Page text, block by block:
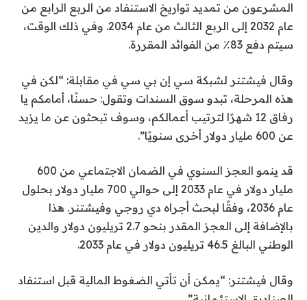
المشرعون من تمديد تواريخ الاستنفاد من الربع الرابع من
عام 2032 إلى الربع الثالث من عام 2034. وفي ذلك الوقت،
سيتم دفع 83٪ من الفوائد المقررة.
وقال فيشتنر لشبكة سي إن بي سي في مقابلة: “لكن في
هذه المرحلة، تبدو سوق السندات وتقول: حسنًا، أمامكم يا
رفاق 12 شهرًا لترتيب أعمالكم، وسوف تبحثون عن ما يزيد
عن 600 مليار دولار أخرى سنويًا”.
قد ينمو العجز السنوي في الضمان الاجتماعي من 600
مليار دولار في عام 2033 إلى حوالي 700 مليار دولار بحلول
عام 2036، وفقًا لبحث أجراه دي روجي وفيشتنر. هذا
بالإضافة إلى العجز المقدر بنحو 2.7 تريليون دولار والدين
الوطني البالغ 46.5 تريليون دولار في عام 2033.
وقال فيشتنر: “يمكن أن تأتي الضغوط المالية قبل استنفاد